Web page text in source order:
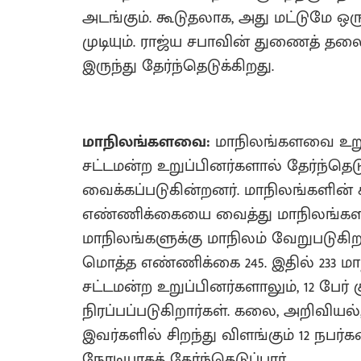
அடங்கும். கூடுதலாக, அது
முடியும். ராஜ்ய சபாவின் துணைத்
இருந்து தேர்ந்தெடுக்கிறது.
மாநிலங்களவை: மாநிலங்களவை
சட்டமன்ற உறுப்பினர்களால்
வைக்கப்படுகின்றனர்.
எண்ணிக்கையை வைத்து
மாநிலங்களுக்கு மாநிலம்
மொத்த எண்ணிக்கை 245. இதில் 233
சட்டமன்ற உறுப்பினர்களாலும், 12 பேர்
நிரப்பப்படுகிறார்கள். கலை,
இவர்களில் சிறந்து விளங்கும் 12